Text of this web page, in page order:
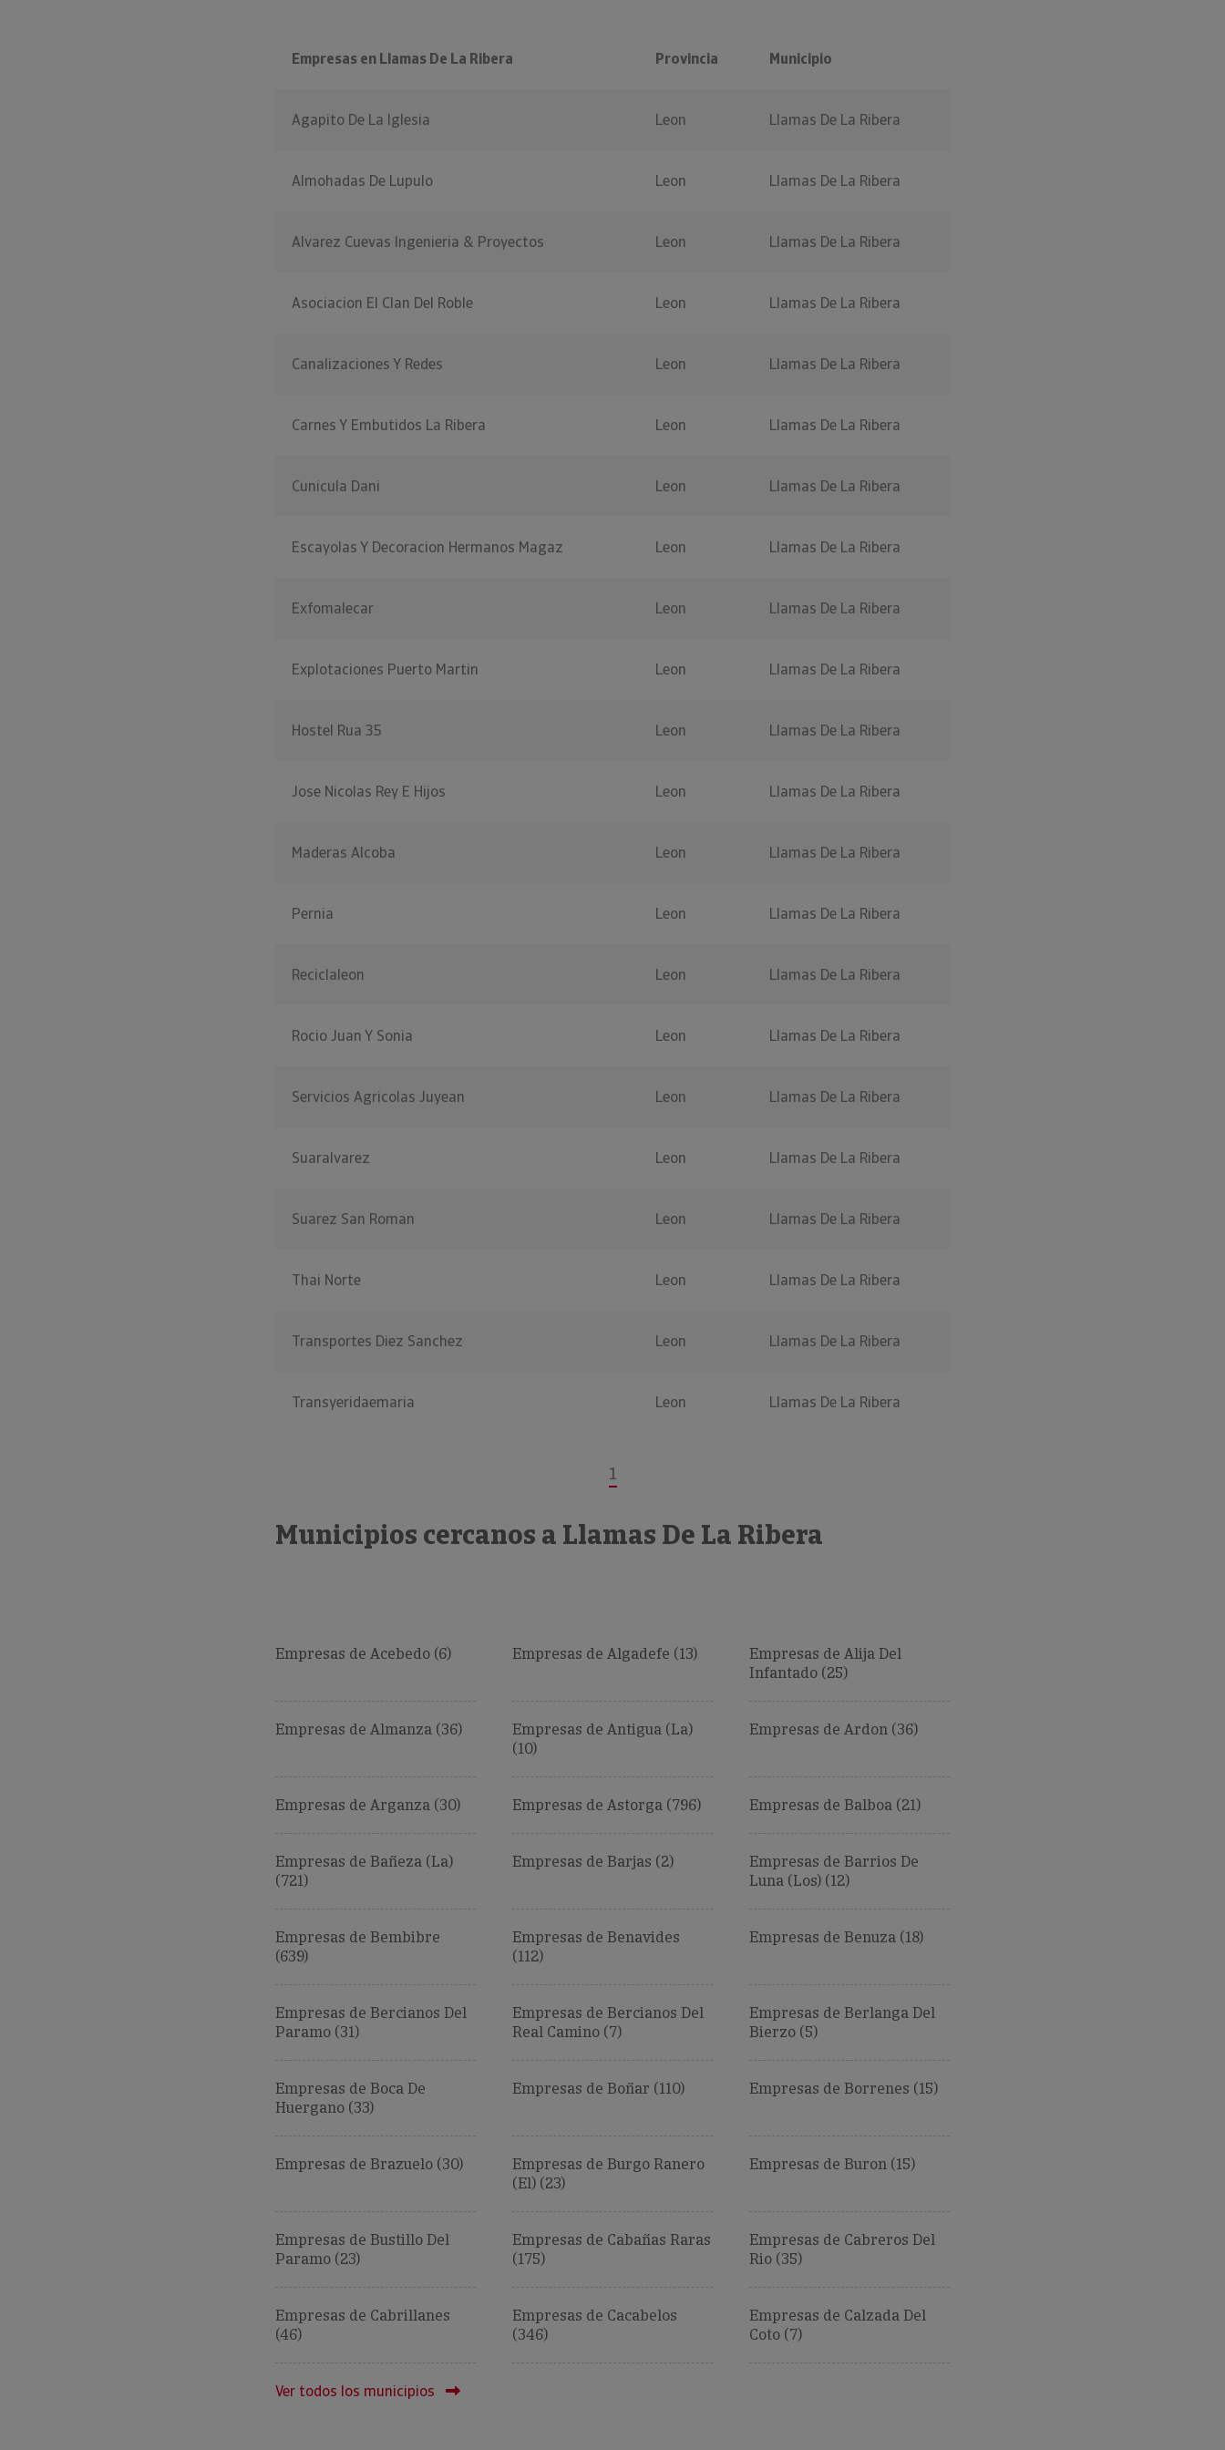
Empresas en Llamas De La Ribera Provincia Municipio
Agapito De La Iglesia Leon Llamas De La Ribera
Almohadas De Lupulo Leon Llamas De La Ribera
Alvarez Cuevas Ingenieria & Proyectos Leon Llamas De La Ribera
Asociacion El Clan Del Roble Leon Llamas De La Ribera
Canalizaciones Y Redes Leon Llamas De La Ribera
Carnes Y Embutidos La Ribera Leon Llamas De La Ribera
Cunicula Dani Leon Llamas De La Ribera
Escayolas Y Decoracion Hermanos Magaz Leon Llamas De La Ribera
Exfomalecar Leon Llamas De La Ribera
Explotaciones Puerto Martin Leon Llamas De La Ribera
Hostel Rua 35 Leon Llamas De La Ribera
Jose Nicolas Rey E Hijos Leon Llamas De La Ribera
Maderas Alcoba Leon Llamas De La Ribera
Pernia Leon Llamas De La Ribera
Reciclaleon Leon Llamas De La Ribera
Rocio Juan Y Sonia Leon Llamas De La Ribera
Servicios Agricolas Juyean Leon Llamas De La Ribera
Suaralvarez Leon Llamas De La Ribera
Suarez San Roman Leon Llamas De La Ribera
Thai Norte Leon Llamas De La Ribera
Transportes Diez Sanchez Leon Llamas De La Ribera
Transyeridaemaria Leon Llamas De La Ribera
1
Municipios cercanos a Llamas De La Ribera
Empresas de Acebedo (6) Empresas de Algadefe (13)
Empresas de Alija Del
Infantado (25)
Empresas de Almanza (36)
Empresas de Antigua (La)
(10)
Empresas de Ardon (36)
Empresas de Arganza (30) Empresas de Astorga (796) Empresas de Balboa (21)
Empresas de Bañeza (La)
(721)
Empresas de Barjas (2)
Empresas de Barrios De
Luna (Los) (12)
Empresas de Bembibre
(639)
Empresas de Benavides
(112)
Empresas de Benuza (18)
Empresas de Bercianos Del
Paramo (31)
Empresas de Bercianos Del
Real Camino (7)
Empresas de Berlanga Del
Bierzo (5)
Empresas de Boca De
Huergano (33)
Empresas de Boñar (110) Empresas de Borrenes (15)
Empresas de Brazuelo (30)
Empresas de Burgo Ranero
(El) (23)
Empresas de Buron (15)
Empresas de Bustillo Del
Paramo (23)
Empresas de Cabañas Raras
(175)
Empresas de Cabreros Del
Rio (35)
Empresas de Cabrillanes
(46)
Empresas de Cacabelos
(346)
Empresas de Calzada Del
Coto (7)
Ver todos los municipios